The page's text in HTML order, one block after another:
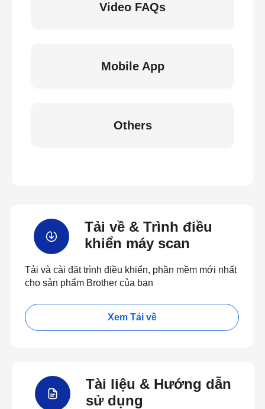
Video FAQs
Mobile App
Others
Tải về & Trình điều
khiển máy scan
Tải và cài đặt trình điều khiển, phần mềm mới nhất
cho sản phẩm Brother của bạn
Xem Tải về
Tài liệu & Hướng dẫn
sử dụng